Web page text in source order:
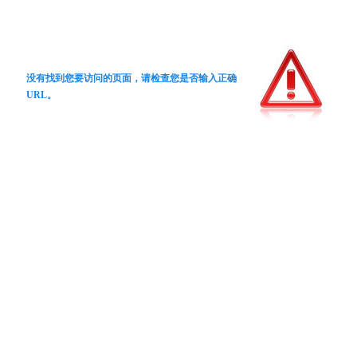
没有找到您要访问的页面，请检查您是否输入正确
URL。